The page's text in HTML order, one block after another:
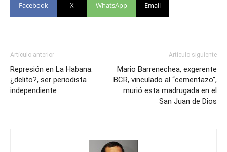
Facebook X WhatsApp Email
Artículo anterior
Represión en La Habana:
¿delito?, ser periodista
independiente
Artículo siguiente
Mario Barrenechea, exgerente
BCR, vinculado al “cementazo”,
murió esta madrugada en el
San Juan de Dios